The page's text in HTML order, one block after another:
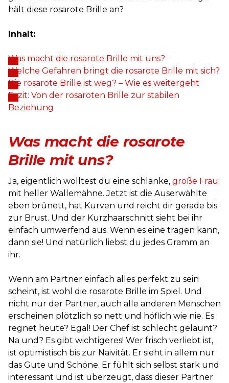
hält diese rosarote Brille an?
Inhalt:
Was macht die rosarote Brille mit uns?
Welche Gefahren bringt die rosarote Brille mit sich?
Die rosarote Brille ist weg? – Wie es weitergeht
Fazit: Von der rosaroten Brille zur stabilen
Beziehung
Was macht die rosarote
Brille mit uns?
Ja, eigentlich wolltest du eine schlanke, große Frau
mit heller Wallemähne. Jetzt ist die Auserwählte
eben brünett, hat Kurven und reicht dir gerade bis
zur Brust. Und der Kurzhaarschnitt sieht bei ihr
einfach umwerfend aus. Wenn es eine tragen kann,
dann sie! Und natürlich liebst du jedes Gramm an
ihr.
Wenn am Partner einfach alles perfekt zu sein
scheint, ist wohl die rosarote Brille im Spiel. Und
nicht nur der Partner, auch alle anderen Menschen
erscheinen plötzlich so nett und höflich wie nie. Es
regnet heute? Egal! Der Chef ist schlecht gelaunt?
Na und? Es gibt wichtigeres! Wer frisch verliebt ist,
ist optimistisch bis zur Naivität. Er sieht in allem nur
das Gute und Schöne. Er fühlt sich selbst stark und
interessant und ist überzeugt, dass dieser Partner